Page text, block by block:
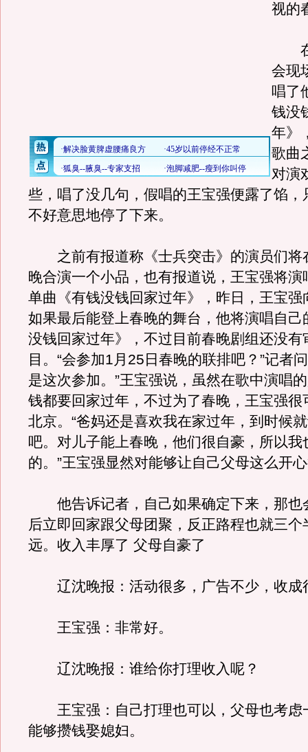
视的
在
会现
唱了
钱没
年》
歌曲
对演
些，唱了没几句，假唱的王宝强便露了馅，
不好意思地停了下来。
之前有报道称《士兵突击》的演员们将
晚合演一个小品，也有报道说，王宝强将演
单曲《有钱没钱回家过年》，昨日，王宝强
如果最后能登上春晚的舞台，他将演唱自己
没钱回家过年》，不过目前春晚剧组还没有
目。“会参加1月25日春晚的联排吧？”记者
是这次参加。”王宝强说，虽然在歌中演唱
钱都要回家过年，不过为了春晚，王宝强很
北京。“爸妈还是喜欢我在家过年，到时候
吧。对儿子能上春晚，他们很自豪，所以我
的。”王宝强显然对能够让自己父母这么开
他告诉记者，自己如果确定下来，那也
后立即回家跟父母团聚，反正路程也就三个
远。收入丰厚了 父母自豪了
辽沈晚报：活动很多，广告不少，收成
王宝强：非常好。
辽沈晚报：谁给你打理收入呢？
王宝强：自己打理也可以，父母也考虑
能够攒钱娶媳妇。